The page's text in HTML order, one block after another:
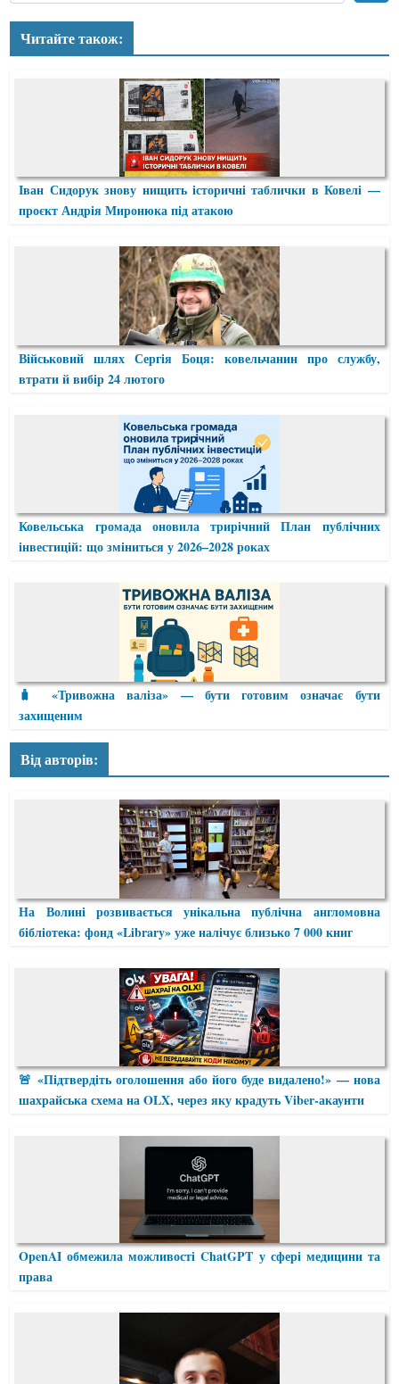
Читайте також:
Іван Сидорук знову нищить історичні таблички в Ковелі —
проєкт Андрія Миронюка під атакою
Військовий шлях Сергія Боця: ковельчанин про службу,
втрати й вибір 24 лютого
Ковельська громада оновила трирічний План публічних
інвестицій: що зміниться у 2026–2028 роках
🧳 «Тривожна валіза» — бути готовим означає бути
захищеним
Від авторів:
На Волині розвивається унікальна публічна англомовна
бібліотека: фонд «Library» уже налічує близько 7 000 книг
🚨 «Підтвердіть оголошення або його буде видалено!» — нова
шахрайська схема на OLX, через яку крадуть Viber-акаунти
OpenAI обмежила можливості ChatGPT у сфері медицини та
права